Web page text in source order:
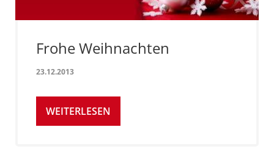
Frohe Weihnachten
23.12.2013
WEITERLESEN